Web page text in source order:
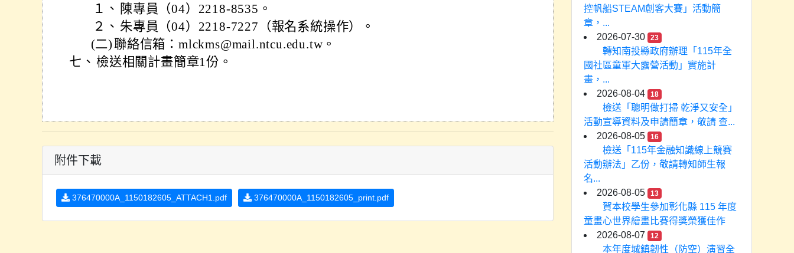
１、 陳專員（04）2218-8535。
２、 朱專員（04）2218-7227（報名系統操作）。
(二) 聯絡信箱：mlckms@mail.ntcu.edu.tw。
七、 檢送相關計畫簡章1份。
附件下載
376470000A_1150182605_ATTACH1.pdf 376470000A_1150182605_print.pdf
控帆船STEAM創客大賽」活動簡
章，...
2026-07-30
23
轉知南投縣政府辦理「115年全
國社區童軍大露營活動」實施計
畫，...
2026-08-04
18
檢送「聰明做打掃 乾淨又安全」
活動宣導資料及申請簡章，敬請 查...
2026-08-05
16
檢送「115年金融知識線上競賽
活動辦法」乙份，敬請轉知師生報
名...
2026-08-05
13
賀本校學生參加彰化縣 115 年度
童畫心世界繪畫比賽得獎榮獲佳作
2026-08-07
12
本年度城鎮韌性（防空）演習全